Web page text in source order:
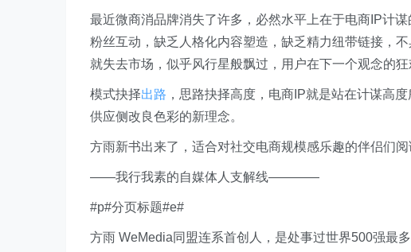
最近微商消品牌消失了许多，必然水平上在于电商IP计
粉丝互动，缺乏人格化内容塑造，缺乏精力纽带链接，
就失去市场，似乎风行星般飘过，用户在下一个观念的狂
模式抉择出路 ，思路抉择高度，电商IP就是站在计谋高
供应侧改良色彩的新理念。
方雨新书出来了，适合对社交电商规模感乐趣的伴侣们
——我行我素的自媒体人支解线————
#p#分页标题#e#
方雨 WeMedia同盟连系首创人，是处事过世界500强最